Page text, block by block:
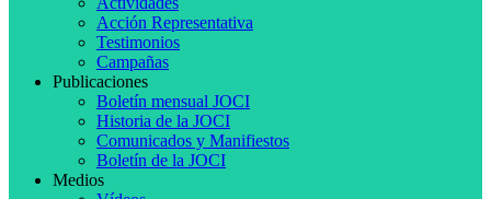
Acción Representativa
Testimonios
Campañas
Publicaciones
Boletín mensual JOCI
Historia de la JOCI
Comunicados y Manifiestos
Boletín de la JOCI
Medios